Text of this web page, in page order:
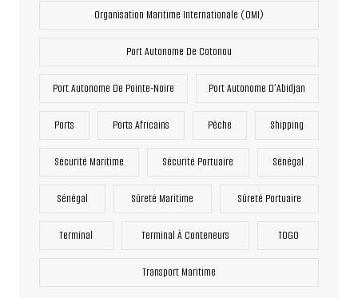
Organisation Maritime Internationale (OMI)
Port Autonome De Cotonou
Port Autonome De Pointe-Noire Port Autonome D’Abidjan
Ports Ports Africains Pêche Shipping
Sécurité Maritime Sécurité Portuaire Sénégal
Sénégal Sûreté Maritime Sûreté Portuaire
Terminal Terminal À Conteneurs TOGO
Transport Maritime